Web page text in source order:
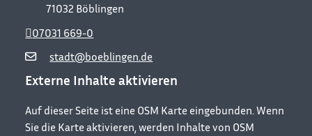
71032 Böblingen
stadt@boeblingen.de
07031 669-0
+
−
SA
Externe Inhalte aktivieren
Auf dieser Seite ist eine OSM Karte eingebunden. Wenn
Sie die Karte aktivieren, werden Inhalte von OSM